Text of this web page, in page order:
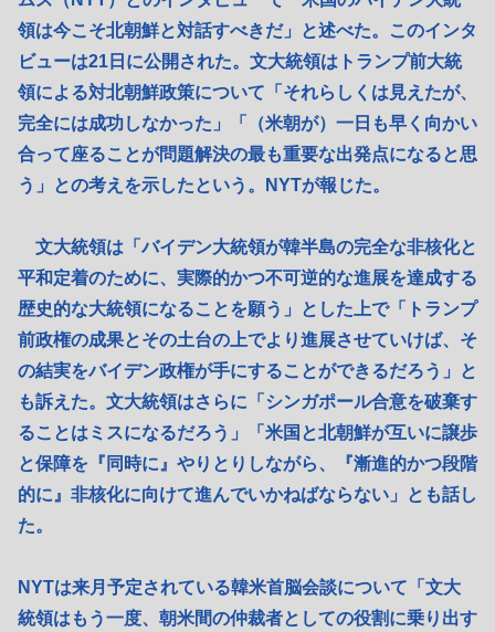
領は今こそ北朝鮮と対話すべきだ」と述べた。このインタ
ビューは21日に公開された。文大統領はトランプ前大統
領による対北朝鮮政策について「それらしくは見えたが、
完全には成功しなかった」「（米朝が）一日も早く向かい
合って座ることが問題解決の最も重要な出発点になると思
う」との考えを示したという。NYTが報じた。
文大統領は「バイデン大統領が韓半島の完全な非核化と
平和定着のために、実際的かつ不可逆的な進展を達成する
歴史的な大統領になることを願う」とした上で「トランプ
前政権の成果とその土台の上でより進展させていけば、そ
の結実をバイデン政権が手にすることができるだろう」と
も訴えた。文大統領はさらに「シンガポール合意を破棄す
ることはミスになるだろう」「米国と北朝鮮が互いに譲歩
と保障を『同時に』やりとりしながら、『漸進的かつ段階
的に』非核化に向けて進んでいかねばならない」とも話し
た。
NYTは来月予定されている韓米首脳会談について「文大
統領はもう一度、朝米間の仲裁者としての役割に乗り出す